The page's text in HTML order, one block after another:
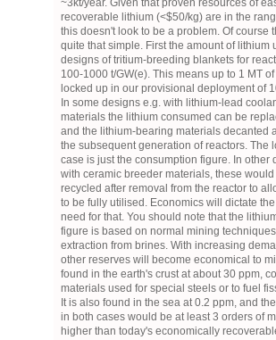
~3kt/year. Given that proven resources of
recoverable lithium (<$50/kg) are in the
this doesn't look to be a problem. Of course
quite that simple. First the amount of lithium
designs of tritium-breeding blankets for
100-1000 t/GW(e). This means up to 1 MT
locked up in our provisional deployment of
In some designs e.g. with lithium-lead
materials the lithium consumed can be
and the lithium-bearing materials decanted
the subsequent generation of reactors. The
case is just the consumption figure. In other
with ceramic breeder materials, these
recycled after removal from the reactor to
to be fully utilised. Economics will dictate
need for that. You should note that the
figure is based on normal mining
extraction from brines. With increasing
other reserves will become economical to
found in the earth's crust at about 30 ppm,
materials used for special steels or to fuel
It is also found in the sea at 0.2 ppm, and
in both cases would be at least 3 orders of
higher than today's economically